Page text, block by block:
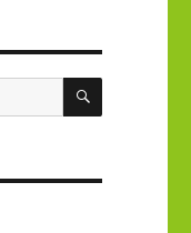
SUCHEN